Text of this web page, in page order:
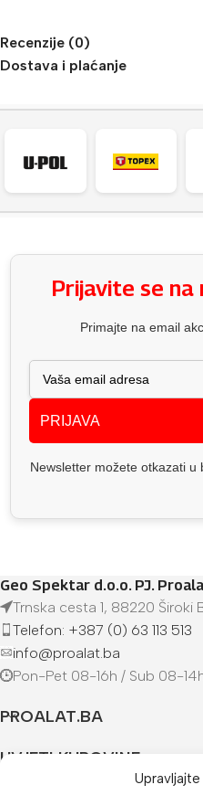
Recenzije (0)
Dostava i plaćanje
Prijavite se
Primajte na email
PRIJAVA
Newsletter možete otkazati u
Geo Spektar d.o.o. PJ.
Trnska cesta 1, 88220 Široki
Telefon: +387 (0) 63 113 513
info@proalat.ba
Pon-Pet 08-16h / Sub 08-
PROALAT.BA
UVJETI KUPOVINE